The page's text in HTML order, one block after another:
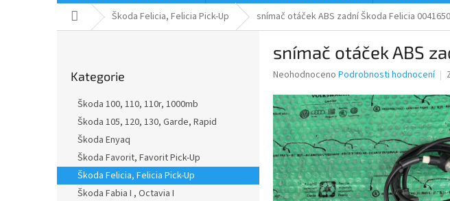
Domů Škoda Felicia, Felicia Pick-Up snímač otáček ABS zadní Škoda Felicia
a
kategorie
Kategorie
Škoda 100, 110, 110r, 1000mb
Škoda 105, 120, 130, Garde, Rapid
Škoda Enyaq
Škoda Favorit, Favorit Pick-Up
Škoda Felicia, Felicia Pick-Up
Škoda Fabia I , Octavia I
snímač otáček ABS
Průměrné
produktu
je
0,0
z
5
hvězdiček.
Neohodnoceno Podrobnosti hodnocení